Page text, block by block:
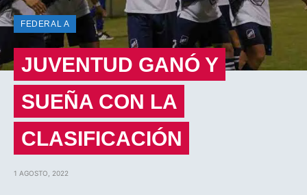
FEDERAL A
JUVENTUD GANÓ Y
SUEÑA CON LA
CLASIFICACIÓN
1 AGOSTO, 2022